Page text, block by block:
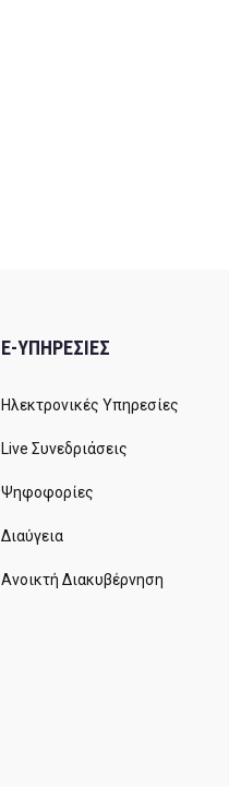
E-ΥΠΗΡΕΣΙΕΣ
Ηλεκτρονικές Υπηρεσίες
Live Συνεδριάσεις
Ψηφοφορίες
Διαύγεια
Ανοικτή Διακυβέρνηση